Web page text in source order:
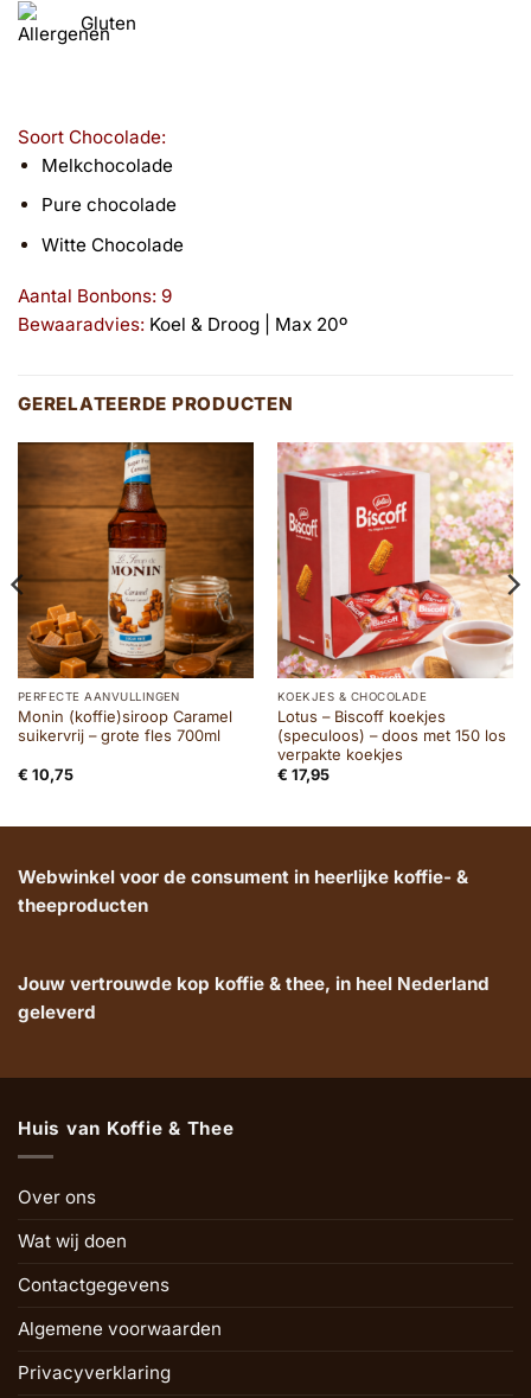
Gluten
Soort Chocolade:
Melkchocolade
Pure chocolade
Witte Chocolade
Aantal Bonbons: 9
Bewaaradvies: Koel & Droog | Max 20º
GERELATEERDE PRODUCTEN
PERFECTE AANVULLINGEN
Monin (koffie)siroop Caramel
suikervrij – grote fles 700ml
€ 10,75
KOEKJES & CHOCOLADE
Lotus – Biscoff koekjes
(speculoos) – doos met 150 los
verpakte koekjes
€ 17,95
Webwinkel voor de consument in heerlijke koffie- &
theeproducten
Jouw vertrouwde kop koffie & thee, in heel Nederland
geleverd
Huis van Koffie & Thee
Over ons
Wat wij doen
Contactgegevens
Algemene voorwaarden
Privacyverklaring